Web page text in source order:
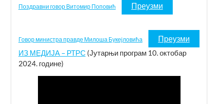
Поздравни говор Витомир Поповић Преузми
Говор министра правде Милоша Букејловића Преузми
ИЗ МЕДИЈА – РТРС (Јутарњи програм 10. октобар
2024. године)